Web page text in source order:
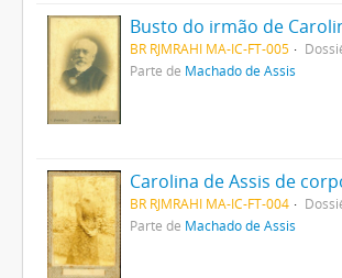
Busto do irmão de
BR RJMRAHI MA-IC-FT-005
Parte de Machado de Assis
Carolina de Assis de
BR RJMRAHI MA-IC-FT-004
Parte de Machado de Assis